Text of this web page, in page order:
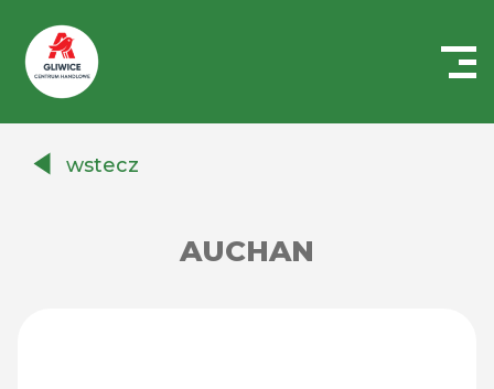
Auchanwstecz
AUCHAN